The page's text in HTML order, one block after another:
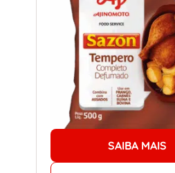
SAIBA MAIS